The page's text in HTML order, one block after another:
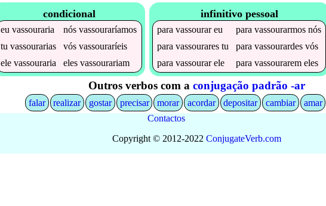
condicional
euvassouraria nósvassouraríamos
tuvassourarias vósvassouraríeis
elevassouraria elesvassourariam
infinitivo pessoal
paravassourareu paravassourarmos nós
paravassourares tu paravassourardes vós
paravassourarele paravassourarem eles
Outros verbos com a conjugação padrão -ar
falar realizar gostar precisar morar acordar depositar cambiar amar
Contactos
Copyright © 2012-2022 ConjugateVerb.com